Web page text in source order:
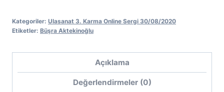
Kategoriler: Ulasanat 3. Karma Online Sergi 30/08/2020
Etiketler: Büşra Aktekinoğlu
Açıklama
Değerlendirmeler (0)